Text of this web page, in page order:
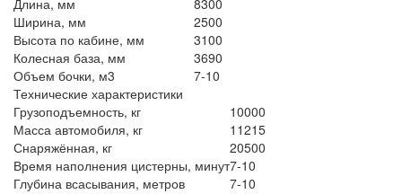
Длина, мм
8300
Ширина, мм
2500
Высота по кабине, мм
3100
Колесная база, мм
3690
Объем бочки, м3
7-10
Технические характеристики
Грузоподъемность, кг
10000
Масса автомобиля, кг
11215
Снаряжённая, кг
20500
Время наполнения цистерны, минут7-10
Глубина всасывания, метров
7-10